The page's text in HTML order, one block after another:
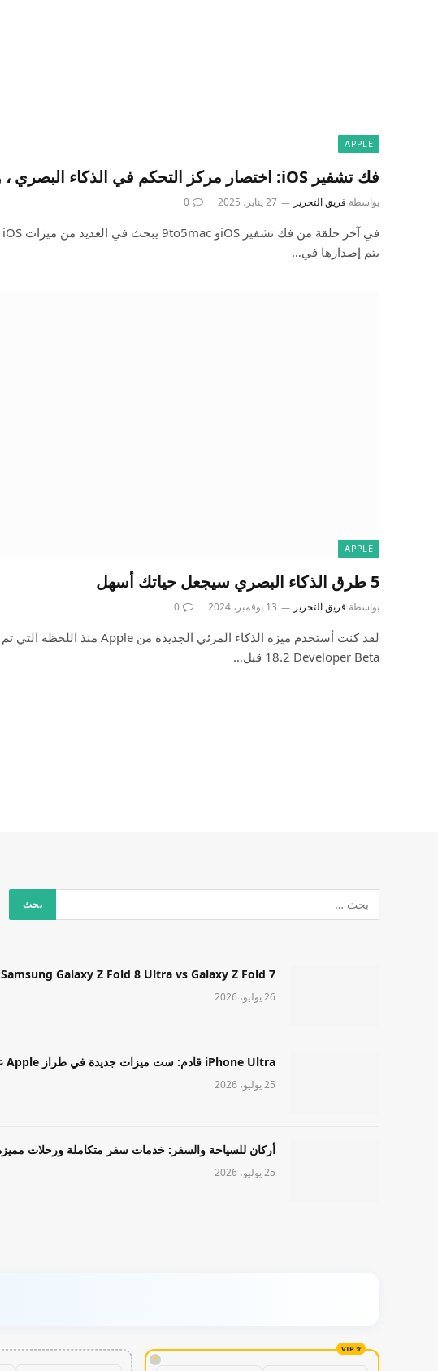
APPLE
فك تشفير iOS: اختصار مركز التحكم في الذكاء البصري ، والمزيد
بواسطة فريق التحرير 27 يناير، 2025 0
يتم إصدارها في…
APPLE
5 طرق الذكاء البصري سيجعل حياتك أسهل
بواسطة فريق التحرير 13 نوفمبر، 2024 0
18.2 Developer Beta قبل…
Samsung Galaxy Z Fold 8 Ultra vs Galaxy Z Fold 7: أيهما مميز قابل للطي يوفر قيمة أفضل
26 يوليو، 2026
iPhone Ultra قادم: ست ميزات جديدة في طراز Apple عالي المستوى
25 يوليو، 2026
أركان للسياحة والسفر: خدمات سفر متكاملة ورحلات
25 يوليو، 2026
!